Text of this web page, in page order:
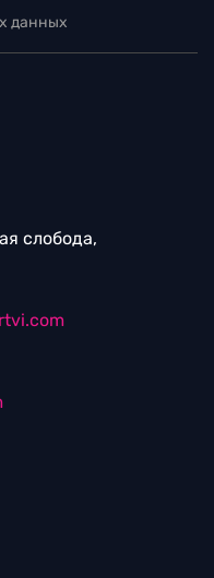
данных
слобода,